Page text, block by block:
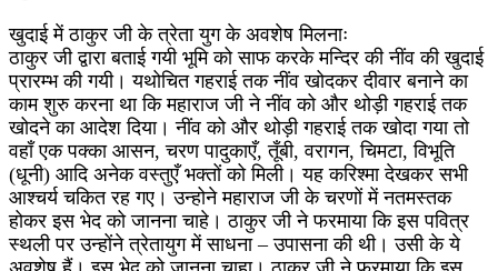
खुदाई में ठाकुर जी के त्रेता युग के अवशेष मिलनाः
ठाकुर जी द्वारा बताई गयी भूमि को साफ करके मन्दिर की नींव की खुदाई
प्रारम्भ की गयी। यथोचित गहराई तक नींव खोदकर दीवार बनाने का
काम शुरु करना था कि महाराज जी ने नींव को और थोड़ी गहराई तक
खोदने का आदेश दिया। नींव को और थोड़ी गहराई तक खोदा गया तो
वहाँ एक पक्का आसन, चरण पादुकाएँ, तूँबी, वरागन, चिमटा, विभूति
(धूनी) आदि अनेक वस्तुएँ भक्तों को मिली। यह करिश्मा देखकर सभी
आश्चर्य चकित रह गए। उन्होने महाराज जी के चरणों में नतमस्तक
होकर इस भेद को जानना चाहे। ठाकुर जी ने फरमाया कि इस पवित्र
स्थली पर उन्होंने त्रेतायुग में साधना – उपासना की थी। उसी के ये